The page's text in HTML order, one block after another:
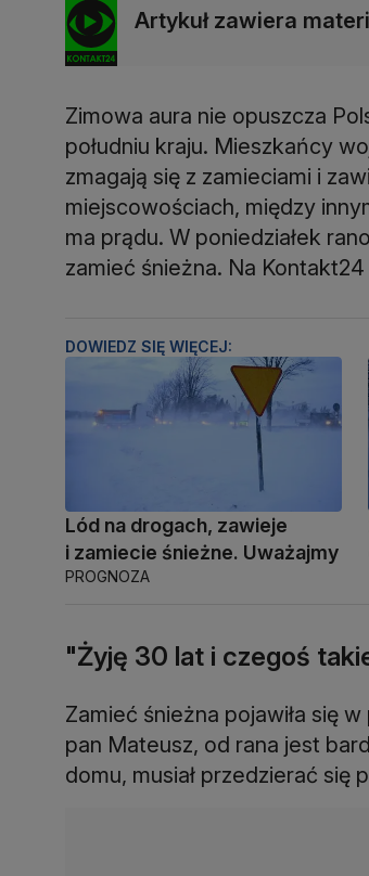
Artykuł zawiera
Zimowa aura nie opuszcza
południu kraju. Mieszkańcy
zmagają się z zamieciami i
miejscowościach, między
ma prądu. W poniedziałek
zamieć śnieżna. Na
DOWIEDZ SIĘ WIĘCEJ:
Lód na drogach, zawieje
i zamiecie śnieżne. Uważajmy
PROGNOZA
"Żyję 30 lat i czegoś
Zamieć śnieżna pojawiła się
pan Mateusz, od rana jest
domu, musiał przedzierać się